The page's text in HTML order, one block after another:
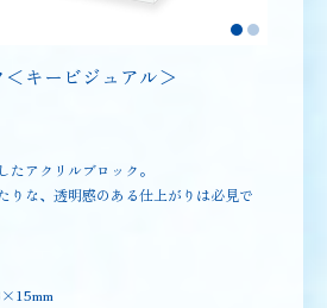
キービジュアル＞
たアクリルブロック。
りな、透明感のある仕上がりは必見で